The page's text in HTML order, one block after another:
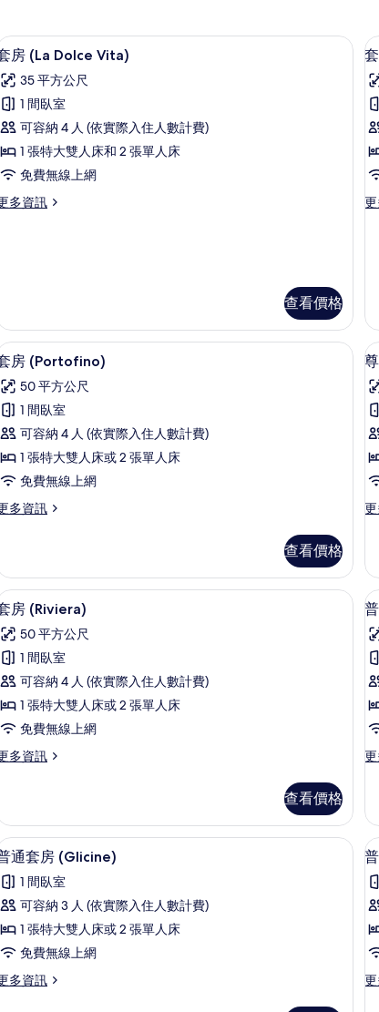
迷你吧、客房內保險箱
示
套
房
(La
Dolce
Vita)
套房 (La Dolce Vita) | 低過敏寢具、羽
10
房 (La Dolce Vita)
35 平方公尺
1 間臥室
可容納 4 人 (依實際入住人數計費)
1 張特大雙人床和 2 張單人床
免費無線上網
多資訊
詳
查看價格
顯
所
更
情
被、迷你吧、客房內保險箱
示
套
房
(Portofino)
的
所
套房 (Portofino) | 低過敏寢具、羽絨被
13
房 (Portofino)
50 平方公尺
1 間臥室
可容納 4 人 (依實際入住人數計費)
1 張特大雙人床或 2 張單人床
免費無線上網
多資訊
的
查看價格
客
相
更
客
房
的
詳
情
迷你吧、客房內保險箱
示
套
房
(Riviera)
的
所
套房 (Riviera) | 低過敏寢具、羽絨被、
11
房 (Riviera)
50 平方公尺
1 間臥室
可容納 4 人 (依實際入住人數計費)
1 張特大雙人床或 2 張單人床
免費無線上網
多資訊
的
情
查看價格
套
有
更
套
房
的
詳
情
被、迷你吧、客房內保險箱
示
普
通
套
普通套房 (Glicine) | 低過敏寢具、羽絨
4
通套房 (Glicine)
1 間臥室
可容納 3 人 (依實際入住人數計費)
1 張特大雙人床或 2 張單人床
免費無線上網
多資訊
通
更